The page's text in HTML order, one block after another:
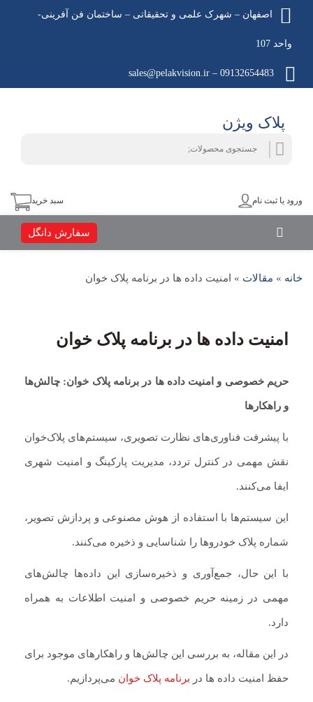
اصفهان – شهرک علمی و تحقیقاتی – ساختمان فن آفرینی-
واحد 107
09132654483 – sales@pelakvision.ir
پلاک ویژن
ورود یا ثبت نام سبد خرید
سفارش دانگل
خانه » مقالات » امنیت داده ها در برنامه پلاک خوان
امنیت داده ها در برنامه پلاک خوان
حریم خصوصی و امنیت داده ها در برنامهپلاک خوان: چالش‌ها
و راهکارها
با پیشرفت فناوری‌های نظارت تصویری، سیستم‌های پلاک‌خوان
نقش مهمی در کنترل تردد، مدیریت پارکینگ و امنیت شهری
ایفا می‌کنند.
این سیستم‌ها با استفاده از هوش مصنوعی و پردازش تصویر،
شماره پلاک خودروها را شناسایی و ذخیره می‌کنند.
با این حال، جمع‌آوری و ذخیره‌سازی این داده‌ها چالش‌های
مهمی در زمینه حریم خصوصی و امنیت اطلاعات به همراه
دارد.
در این مقاله، به بررسی این چالش‌ها و راهکارهای موجود برای
حفظ امنیت داده ها در برنامه پلاک خوان می‌پردازیم.